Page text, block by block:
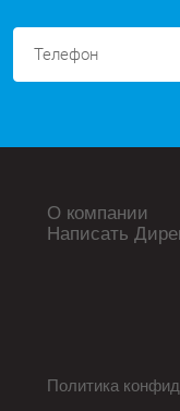
О компании
Написать
Политика